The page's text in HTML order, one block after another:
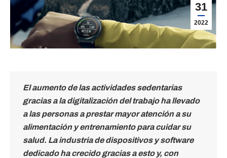
31
2022
El aumento de las actividades sedentarias
gracias a la digitalización del trabajo ha llevado
a las personas a prestar mayor atención a su
alimentación y entrenamiento para cuidar su
salud. La industria de dispositivos y software
dedicado ha crecido gracias a esto y, con